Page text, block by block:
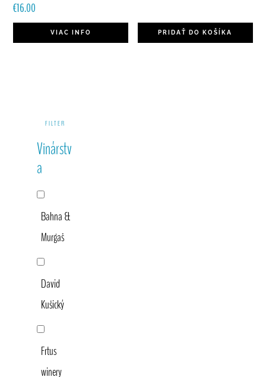
€16.00
VIAC INFO PRIDAŤ DO KOŠÍKA
Sidebar
FILTER
Vinárstv
a
Bahna &
Murgaš
David
Kušický
Frtus
winery